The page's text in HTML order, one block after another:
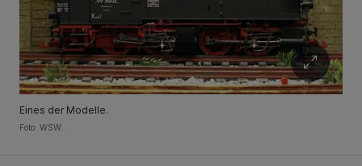
Eines der Modelle.
Foto: WSW